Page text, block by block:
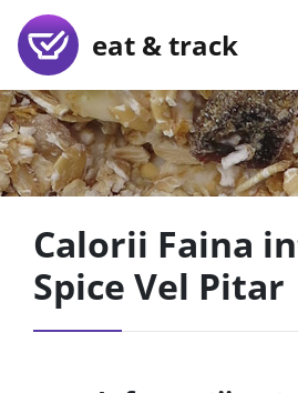
eat & track
Calorii Faina
Spice Vel Pitar